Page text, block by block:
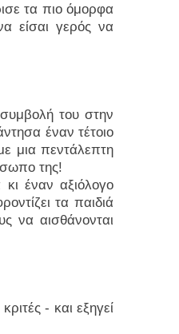
τα πιο όμορφα
είσαι γερός να
του στην
έναν τέτοιο
μια πεντάλεπτη
της!
έναν αξιόλογο
τα παιδιά
να αισθάνονται
- και εξηγεί